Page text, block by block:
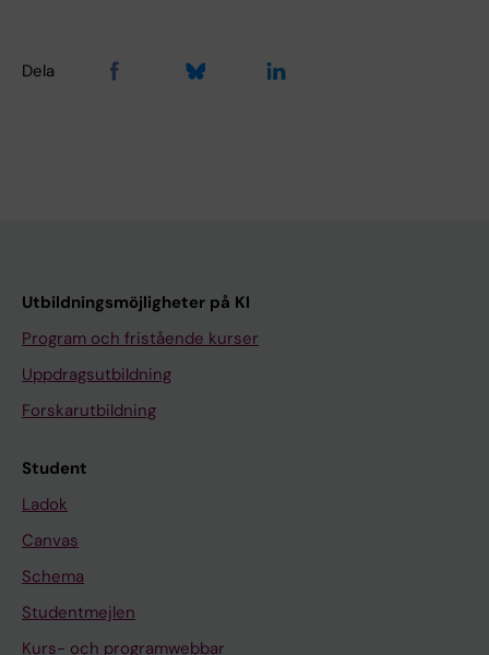
Dela
Utbildningsmöjligheter på KI
Program och fristående kurser
Uppdragsutbildning
Forskarutbildning
Student
Ladok
Canvas
Schema
Studentmejlen
Kurs- och programwebbar